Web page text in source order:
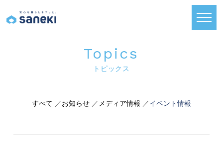
トピックス
すべて お知らせ メディア情報 イベント情報